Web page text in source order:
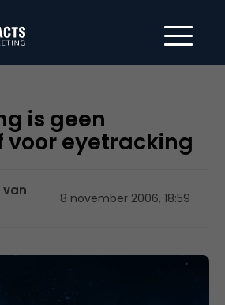
is geen
eyetracking
8 november 2006, 18:59